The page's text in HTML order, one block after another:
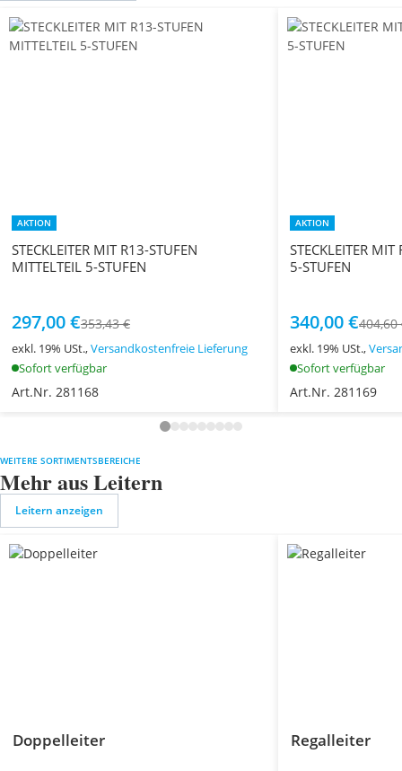
AKTION
STECKLEITER MIT R13-STUFEN
MITTELTEIL 5-STUFEN
297,00 €353,43 €
exkl. 19% USt.,Versandkostenfreie Lieferung
Sofort verfügbar
Art.Nr. 281168
AKTION
STECKLEITER
5-STUFEN
340,00 €404,60
exkl. 19% USt.,
Sofort verfügbar
Art.Nr. 281169
WEITERE SORTIMENTSBEREICHE
Mehr aus Leitern
Leitern anzeigen
Doppelleiter Regalleiter